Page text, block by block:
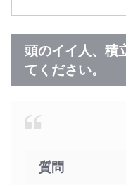
頭のイイ人、積
てください。
質問